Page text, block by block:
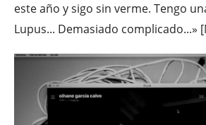
este año y sigo sin verme. Tengo
Lupus... Demasiado complicado...»